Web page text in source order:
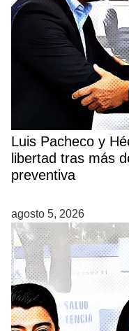
Luis Pacheco y
libertad tras más
preventiva
agosto 5, 2026